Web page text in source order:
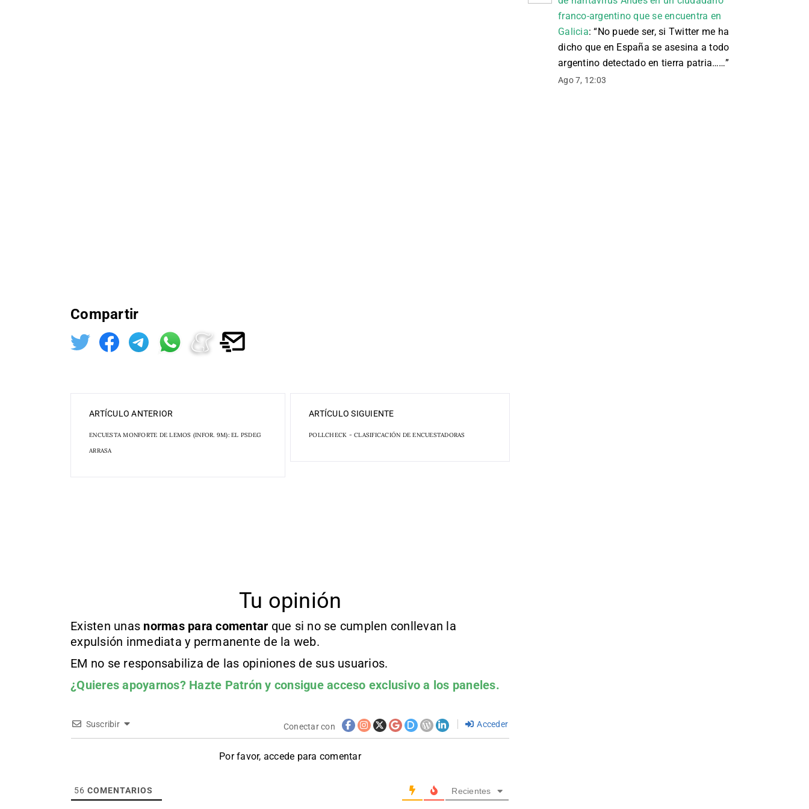
Compartir
ARTÍCULO ANTERIOR
ENCUESTA MONFORTE DE LEMOS (INFOR. 9M): EL PSDEG
ARRASA
ARTÍCULO SIGUIENTE
POLLCHECK - CLASIFICACIÓN DE ENCUESTADORAS
Tu opinión
Existen unas normas para comentar que si no se cumplen conllevan la
expulsión inmediata y permanente de la web.
EM no se responsabiliza de las opiniones de sus usuarios.
¿Quieres apoyarnos? Hazte Patrón y consigue acceso exclusivo a los paneles.
Suscribir Conectar con Acceder
Por favor, accede para comentar
56 COMENTARIOS Recientes
franco-argentino que se encuentra en
Galicia: “No puede ser, si Twitter me ha
dicho que en España se asesina a todo
argentino detectado en tierra patria……”
Ago 7, 12:03